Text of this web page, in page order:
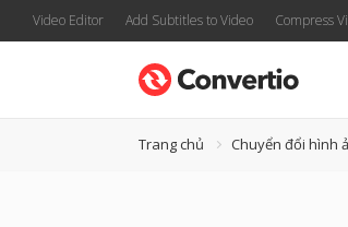
Video Editor Add Subtitles to Video Compress
Trang chủ Chuyển đổi hình